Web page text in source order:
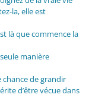
la, elle est
là que commence la
manière
chance de grandir
d’être vécue dans